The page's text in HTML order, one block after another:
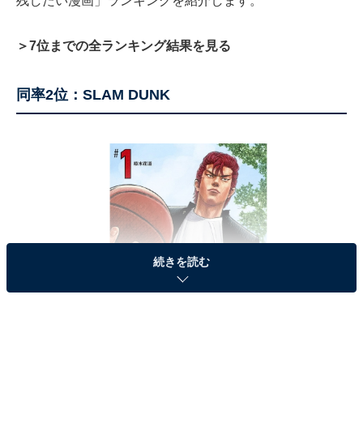
＞7位までの全ランキング結果を見る
同率2位：SLAM DUNK
続きを読む